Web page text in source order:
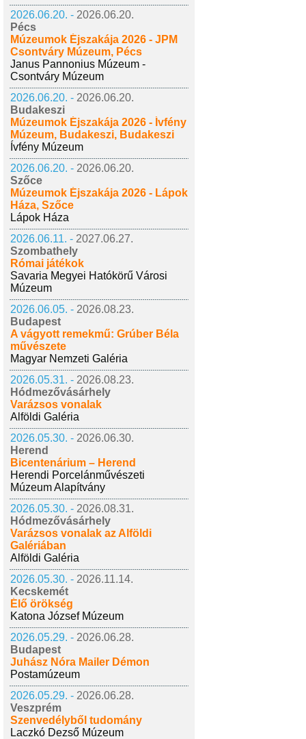
2026.06.20. - 2026.06.20.
Pécs
Múzeumok Éjszakája 2026 - JPM
Csontváry Múzeum, Pécs
Janus Pannonius Múzeum -
Csontváry Múzeum
2026.06.20. - 2026.06.20.
Budakeszi
Múzeumok Éjszakája 2026 - Ívfény
Múzeum, Budakeszi, Budakeszi
Ívfény Múzeum
2026.06.20. - 2026.06.20.
Szőce
Múzeumok Éjszakája 2026 - Lápok
Háza, Szőce
Lápok Háza
2026.06.11. - 2027.06.27.
Szombathely
Római játékok
Savaria Megyei Hatókörű Városi
Múzeum
2026.06.05. - 2026.08.23.
Budapest
A vágyott remekmű: Grúber Béla
művészete
Magyar Nemzeti Galéria
2026.05.31. - 2026.08.23.
Hódmezővásárhely
Varázsos vonalak
Alföldi Galéria
2026.05.30. - 2026.06.30.
Herend
Bicentenárium – Herend
Herendi Porcelánművészeti
Múzeum Alapítvány
2026.05.30. - 2026.08.31.
Hódmezővásárhely
Varázsos vonalak az Alföldi
Galériában
Alföldi Galéria
2026.05.30. - 2026.11.14.
Kecskemét
Élő örökség
Katona József Múzeum
2026.05.29. - 2026.06.28.
Budapest
Juhász Nóra Mailer Démon
Postamúzeum
2026.05.29. - 2026.06.28.
Veszprém
Szenvedélyből tudomány
Laczkó Dezső Múzeum